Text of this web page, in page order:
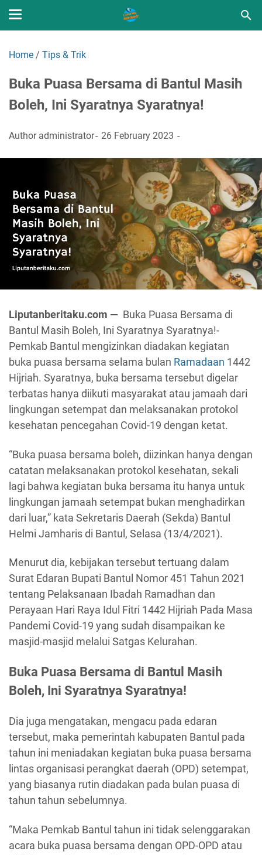
Home / Tips & Trik
Buka Puasa Bersama di Bantul Masih
Boleh, Ini Syaratnya Syaratnya!
Author administrator 26 February 2023
Liputanberitaku.com — Buka Puasa Bersama di
Bantul Masih Boleh, Ini Syaratnya Syaratnya!-
Pemkab Bantul mengizinkan diadakan kegiatan
buka puasa bersama selama bulan Ramadaan 1442
Hijriah. Syaratnya, buka bersama tersebut digelar
terbatas hanya diikuti masyarakat atau jamaah dari
lingkungan setempat dan melaksanakan protokol
kesehatan pencegahan Covid-19 dengan ketat.
“Buka puasa bersama boleh, diizinkan hanya dengan
catatan melaksanakan protokol kesehatan, sekali
lagi bahwa kegiatan buka bersama itu hanya untuk
lingkungan jamaah setempat bukan menghadirkan
dari luar,” kata Sekretaris Daerah (Sekda) Bantul
Helmi Jamharis di Bantul, Selasa (13/4/2021).
Menurut dia, kebijakan tersebut tertuang dalam
Surat Edaran Bupati Bantul Nomor 451 Tahun 2021
tentang Pelaksanaan Ibadah Ramadhan dan
Perayaan Hari Raya Idul Fitri 1442 Hijriah Pada Masa
Pandemi Covid-19 yang sudah disampaikan ke
masjid-masjid melalui Satgas Kelurahan.
Buka Puasa Bersama di Bantul Masih
Boleh, Ini Syaratnya Syaratnya!
Dia juga mengatakan, mengacu pada edaran
tersebut, maka pemerintah kabupaten Bantul pada
tahun ini meniadakan kegiatan buka puasa bersama
lintas organisasi perangkat daerah (OPD) setempat,
yang biasanya rutin diadakan pada bulan puasa di
tahun tahun sebelumnya.
“Maka Pemkab Bantul tahun ini tidak selenggarakan
acara buka puasa bersama dengan OPD-OPD atau